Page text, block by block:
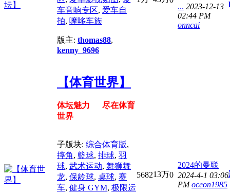
车音响专区, 爱车自
拍, 嚤哆车族
版主: thomas88,
kenny_9696
... 2023-12-13
02:44 PM
onncai
【体育世界】
体坛魅力 尽在体育
世界
子版块: 综合体育版,
摔角, 籃球, 排球, 羽
球, 武术运动, 舞狮舞
龙, 保龄球, 桌球, 赛
车, 健身 GYM, 极限运
568213万0
2024的曼联
2024-4-1 03:06
PMoceon1985